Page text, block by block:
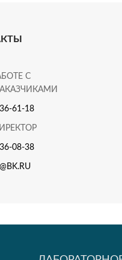
С
61-18
08-38